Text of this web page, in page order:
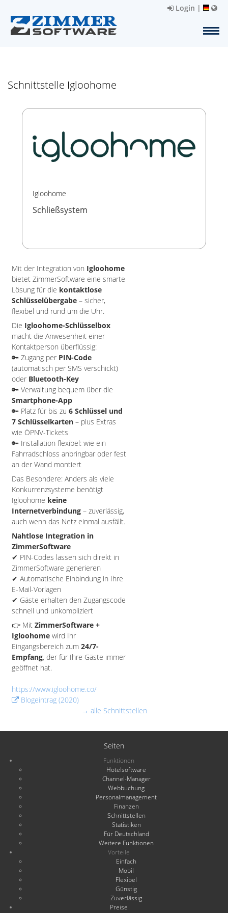
Login |
Schnittstelle Igloohome
Igloohome
Schließsystem
Mit der Integration von Igloohome
bietet ZimmerSoftware eine smarte
Lösung für die kontaktlose
Schlüsselübergabe – sicher,
flexibel und rund um die Uhr.
Die Igloohome-Schlüsselbox
macht die Anwesenheit einer
Kontaktperson überflüssig:
🔑 Zugang per PIN-Code
(automatisch per SMS verschickt)
oder Bluetooth-Key
🔑 Verwaltung bequem über die
Smartphone-App
🔑 Platz für bis zu 6 Schlüssel und
7 Schlüsselkarten – plus Extras
wie ÖPNV-Tickets
🔑 Installation flexibel: wie ein
Fahrradschloss anbringbar oder fest
an der Wand montiert
Das Besondere: Anders als viele
Konkurrenzsysteme benötigt
Igloohome keine
Internetverbindung – zuverlässig,
auch wenn das Netz einmal ausfällt.
Nahtlose Integration in
ZimmerSoftware
✔ PIN-Codes lassen sich direkt in
ZimmerSoftware generieren
✔ Automatische Einbindung in Ihre
E-Mail-Vorlagen
✔ Gäste erhalten den Zugangscode
schnell und unkompliziert
👉 Mit ZimmerSoftware +
Igloohome wird Ihr
Eingangsbereich zum 24/7-
Empfang, der für Ihre Gäste immer
geöffnet hat.
https://www.igloohome.co/
Blogeintrag (2020)
→ alle Schnittstellen
Seiten
Funktionen
Hotelsoftware
Channel-Manager
Webbuchung
Personalmanagement
Finanzen
Schnittstellen
Statistiken
Für Deutschland
Weitere Funktionen
Vorteile
Einfach
Mobil
Flexibel
Günstig
Zuverlässig
Preise